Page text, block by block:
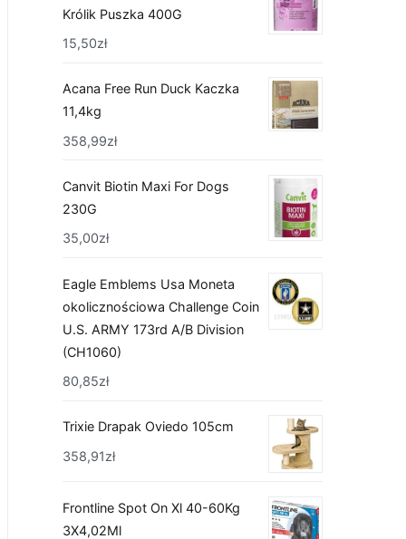
Królik Puszka 400G
15,50zł
Acana Free Run Duck Kaczka
11,4kg
358,99zł
Canvit Biotin Maxi For Dogs
230G
35,00zł
Eagle Emblems Usa Moneta
okolicznościowa Challenge Coin
U.S. ARMY 173rd A/B Division
(CH1060)
80,85zł
Trixie Drapak Oviedo 105cm
358,91zł
Frontline Spot On Xl 40-60Kg
3X4,02Ml